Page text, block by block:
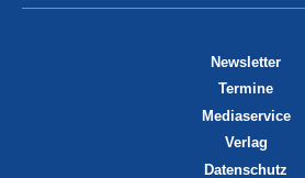
Newsletter
Termine
Mediaservice
Verlag
Datenschutz